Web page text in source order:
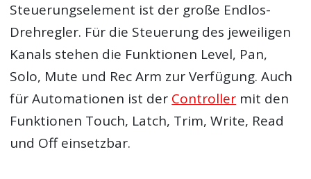
Steuerungselement ist der große Endlos-
Drehregler. Für die Steuerung des jeweiligen
Kanals stehen die Funktionen Level, Pan,
Solo, Mute und Rec Arm zur Verfügung. Auch
für Automationen ist der Controller mit den
Funktionen Touch, Latch, Trim, Write, Read
und Off einsetzbar.